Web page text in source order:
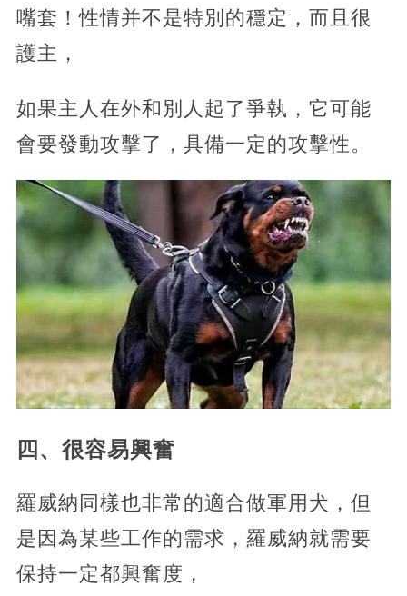
嘴套！性情并不是特別的穩定，而且很
護主，
如果主人在外和別人起了爭執，它可能
會要發動攻擊了，具備一定的攻擊性。
四、很容易興奮
羅威納同樣也非常的適合做軍用犬，但
是因為某些工作的需求，羅威納就需要
保持一定都興奮度，